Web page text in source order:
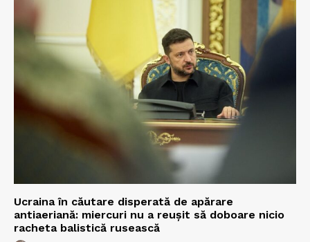
Ucraina în căutare disperată de apărare
antiaeriană: miercuri nu a reușit să doboare nicio
racheta balistică rusească